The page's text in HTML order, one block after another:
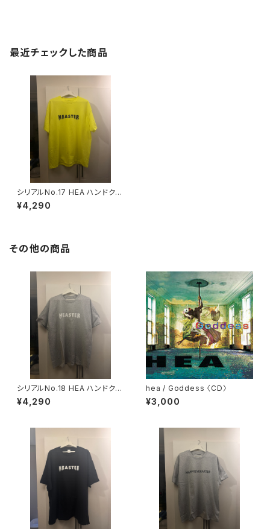
最近チェックした商品
シリアルNo.17 HEA ハンドクラ
フトTシャツ XLサイズ※一点も
の
¥4,290
その他の商品
シリアルNo.18 HEA ハンドクラ
フトTシャツ XLサイズ※一点も
の
¥4,290
hea / Goddess 〈CD〉
¥3,000